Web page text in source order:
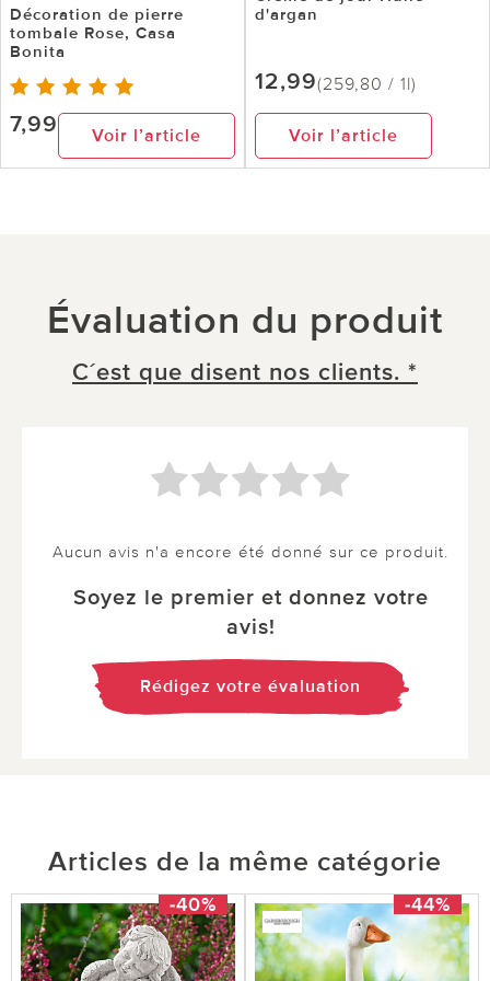
Décoration de pierre
tombale Rose, Casa
Bonita
7,99 Voir l’article
d'argan
12,99(259,80 / 1l)
Voir l’article
Évaluation du produit
C´est que disent nos clients. *
Aucun avis n'a encore été donné sur ce produit.
Soyez le premier et donnez votre
avis!
Rédigez votre évaluation
Articles de la même catégorie
-40% -44%